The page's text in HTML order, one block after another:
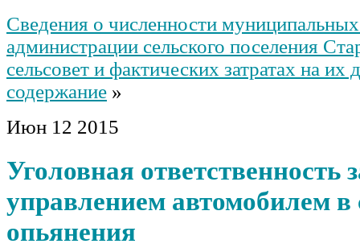
Сведения о численности
администрации сельского поселения
сельсовет и фактических затратах на их
содержание »
Июн 12 2015
Уголовная ответственность
управлением автомобилем в
опьянения